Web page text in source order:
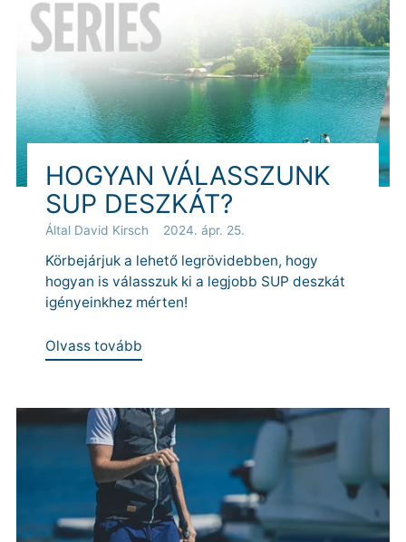
HOGYAN VÁLASSZUNK
SUP DESZKÁT?
Által David Kirsch 2024. ápr. 25.
Körbejárjuk a lehető legrövidebben, hogy
hogyan is válasszuk ki a legjobb SUP deszkát
igényeinkhez mérten!
Olvass tovább